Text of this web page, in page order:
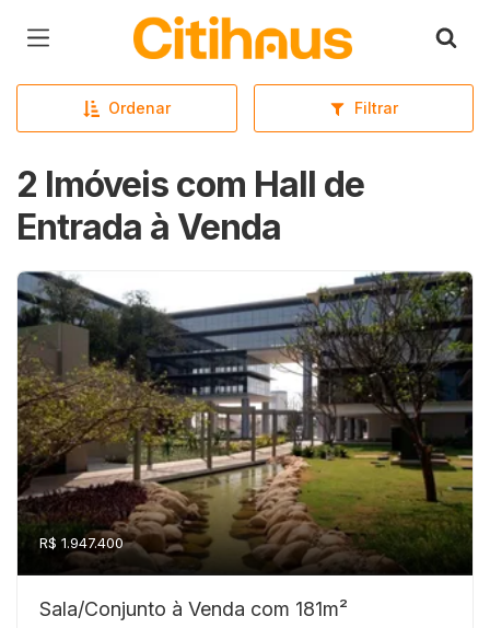
Página inicial
Ordenar Filtrar
2 Imóveis com Hall de
Entrada à Venda
R$ 1.947.400
Sala/Conjunto à Venda com 181m²